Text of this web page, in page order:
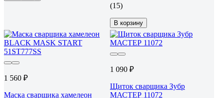
(15)
В корзину
1 560 ₽
Маска сварщика хамелеон
1 090 ₽
Щиток сварщика Зубр
МАСТЕР 11072